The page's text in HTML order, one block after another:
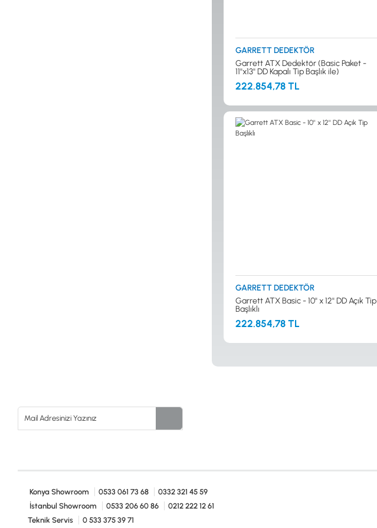
GARRETT DEDEKTÖR
Garrett ATX Dedektör (Basic Paket -
11''x13'' DD Kapalı Tip Başlık ile)
222.854,78 TL
GARRETT DEDEKTÖR
Garrett ATX Basic - 10'' x 12'' DD Açık Tip
Başlıklı
222.854,78 TL
Konya Showroom 0533 061 73 68
0332 321 45 59
İstanbul Showroom
0533 206 60 86
0212 222 12 61
Teknik Servis
0 533 375 39 71